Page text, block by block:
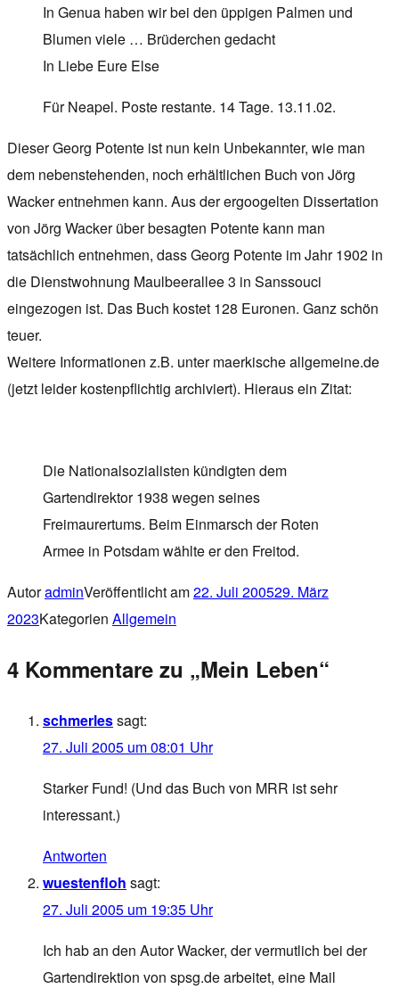
In Genua haben wir bei den üppigen Palmen und
Blumen viele … Brüderchen gedacht
In Liebe Eure Else
Für Neapel. Poste restante. 14 Tage. 13.11.02.
Dieser Georg Potente ist nun kein Unbekannter, wie man
dem nebenstehenden, noch erhältlichen Buch von Jörg
Wacker entnehmen kann. Aus der ergoogelten Dissertation
von Jörg Wacker über besagten Potente kann man
tatsächlich entnehmen, dass Georg Potente im Jahr 1902 in
die Dienstwohnung Maulbeerallee 3 in Sanssouci
eingezogen ist. Das Buch kostet 128 Euronen. Ganz schön
teuer.
Weitere Informationen z.B. unter maerkische allgemeine.de
(jetzt leider kostenpflichtig archiviert). Hieraus ein Zitat:
Die Nationalsozialisten kündigten dem
Gartendirektor 1938 wegen seines
Freimaurertums. Beim Einmarsch der Roten
Armee in Potsdam wählte er den Freitod.
AutoradminVeröffentlicht am22. Juli 200529. März
2023Kategorien Allgemein
4 Kommentare zu „Mein Leben“
schmerlessagt:
27. Juli 2005 um 08:01 Uhr
Starker Fund! (Und das Buch von MRR ist sehr
interessant.)
Antworten
wuestenfloh sagt:
27. Juli 2005 um 19:35 Uhr
Ich hab an den Autor Wacker, der vermutlich bei der
Gartendirektion von spsg.de arbeitet, eine Mail